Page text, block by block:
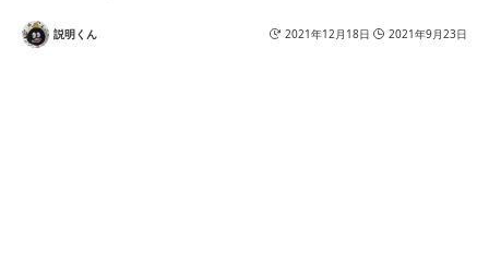
説明くん 2021年12月18日 2021年9月23日